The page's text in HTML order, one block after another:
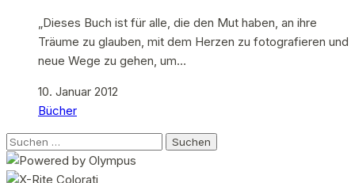
„Dieses Buch ist für alle, die den Mut haben, an ihre
Träume zu glauben, mit dem Herzen zu fotografieren und
neue Wege zu gehen, um…
10. Januar 2012
Bücher
Suchen
nach: